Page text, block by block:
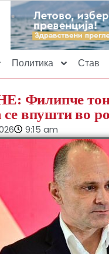
Политика Став
тоне
впушти во
9:15 am